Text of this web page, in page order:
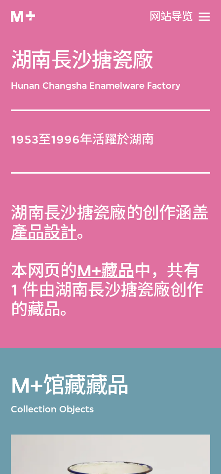
网站导览
湖南長沙搪瓷廠
Hunan Changsha Enamelware Factory
1953至1996年活躍於湖南
湖南長沙搪瓷廠的创作涵盖
產品設計。
本网页的M+藏品中，共有
1 件由湖南長沙搪瓷廠创作
的藏品。
M+馆藏藏品
Collection Objects